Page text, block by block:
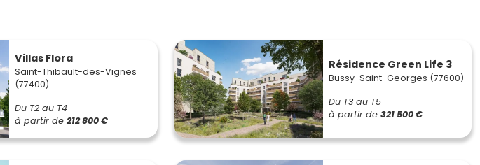
Villas Flora
Saint-Thibault-des-Vignes
(77400)
Du T2 au T4
à partir de 212 800 €
Résidence Green Life 3
Bussy-Saint-Georges (77600)
Du T3 au T5
à partir de 321 500 €